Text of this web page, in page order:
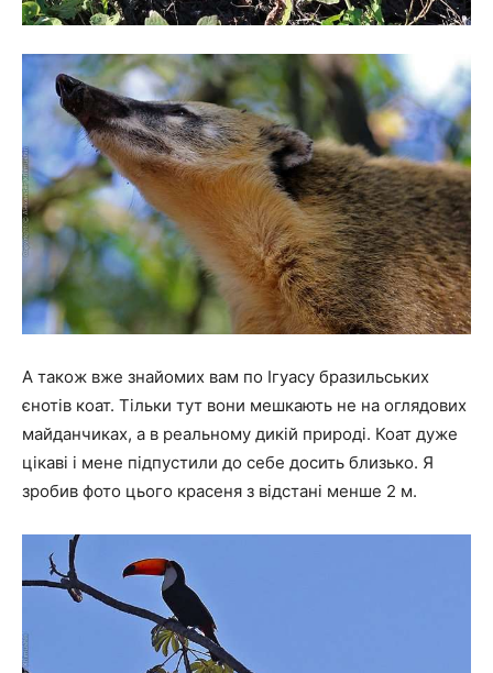
А також вже знайомих вам по Ігуасу бразильських
єнотів коат. Тільки тут вони мешкають не на оглядових
майданчиках, а в реальному дикій природі. Коат дуже
цікаві і мене підпустили до себе досить близько. Я
зробив фото цього красеня з відстані менше 2 м.